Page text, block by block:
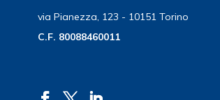
via Pianezza, 123 - 10151 Torino
C.F. 80088460011